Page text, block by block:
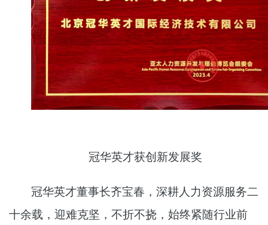
冠华英才获创新发展奖
冠华英才董事长齐宝春，深耕人力资源服务二
十余载，迎难克坚，不折不挠，始终紧随行业前